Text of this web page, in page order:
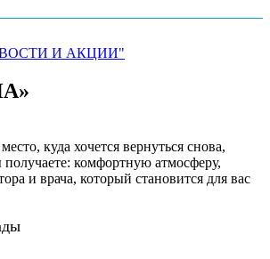
И АКЦИИ"
куда хочется вернуться снова,
комфортную атмосферу,
и врача, который становится для вас